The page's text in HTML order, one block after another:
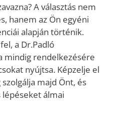
A választás nem
hanem az Ön egyéni
alapján történik.
a Dr.Padló
mindig rendelkezésére
nyújtsa. Képzelje el
majd Önt, és
lépéseket álmai